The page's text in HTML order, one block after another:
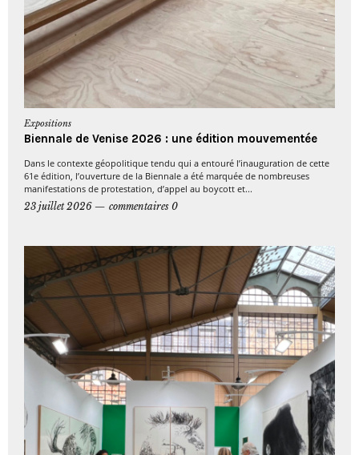
Expositions
Biennale de Venise 2026 : une édition mouvementée
Dans le contexte géopolitique tendu qui a entouré l’inauguration de cette
61e édition, l’ouverture de la Biennale a été marquée de nombreuses
manifestations de protestation, d’appel au boycott et...
23 juillet 2026
commentaires 0